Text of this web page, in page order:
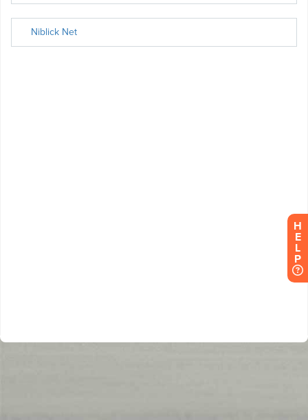
H
E
L
P